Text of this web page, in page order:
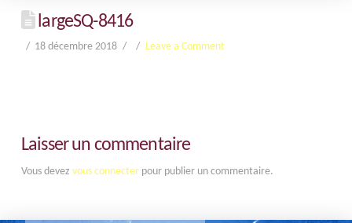
largeSQ-8416
18 décembre 2018 Leave a Comment
Laisser un commentaire
Vous devez vous connecterpour publier un commentaire.